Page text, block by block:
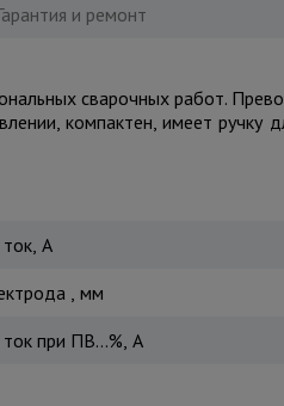
и ремонт
сварочных работ.
компактен, имеет ручку
A
, мм
при ПВ...%, А